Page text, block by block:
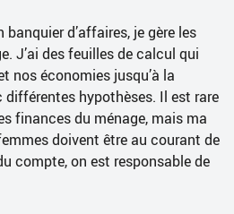
d’affaires, je gère les
J’ai des feuilles de calcul qui
nos économies jusqu’à la
différentes hypothèses. Il est rare
finances du ménage, mais ma
doivent être au courant de
compte, on est responsable de